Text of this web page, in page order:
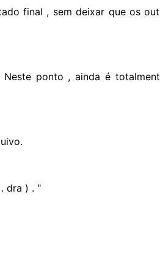
final , sem deixar que os
ponto , ainda é
dra ) . "